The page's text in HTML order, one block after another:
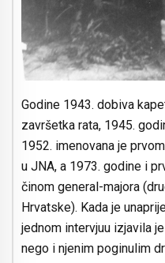
Godine 1943. dobiva
završetka rata, 1945.
1952. imenovana je
u JNA, a 1973. godine i
činom general-majora
Hrvatske). Kada je
jednom intervjuu izjavila
nego i njenim poginulim